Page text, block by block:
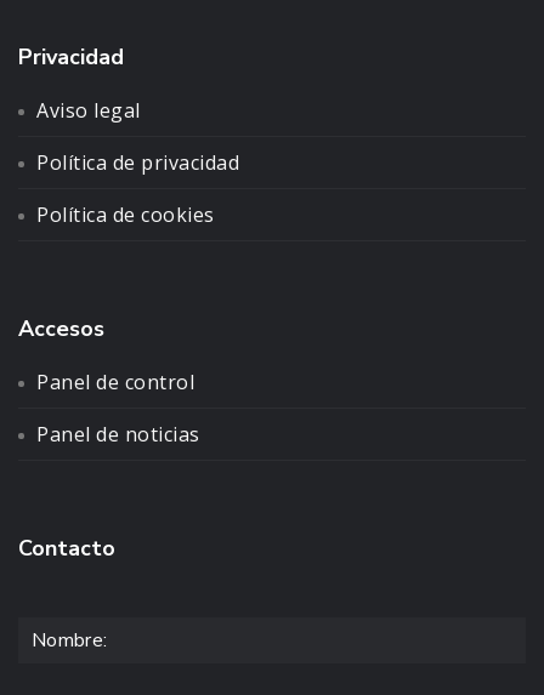
Privacidad
Aviso legal
Política de privacidad
Política de cookies
Accesos
Panel de control
Panel de noticias
Contacto